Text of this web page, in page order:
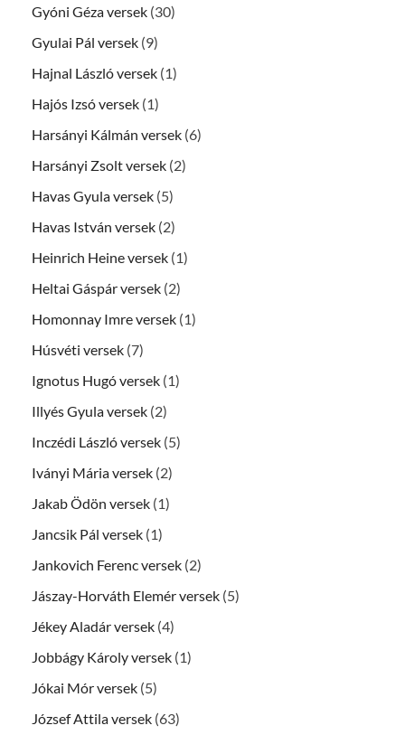
Gyóni Géza versek (30)
Gyulai Pál versek (9)
Hajnal László versek (1)
Hajós Izsó versek (1)
Harsányi Kálmán versek (6)
Harsányi Zsolt versek (2)
Havas Gyula versek (5)
Havas István versek (2)
Heinrich Heine versek (1)
Heltai Gáspár versek (2)
Homonnay Imre versek (1)
Húsvéti versek (7)
Ignotus Hugó versek (1)
Illyés Gyula versek (2)
Inczédi László versek (5)
Iványi Mária versek (2)
Jakab Ödön versek (1)
Jancsik Pál versek (1)
Jankovich Ferenc versek (2)
Jászay-Horváth Elemér versek (5)
Jékey Aladár versek (4)
Jobbágy Károly versek (1)
Jókai Mór versek (5)
József Attila versek (63)